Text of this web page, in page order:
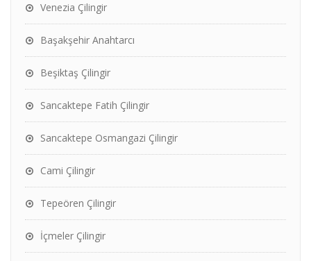
Venezia Çilingir
Başakşehir Anahtarcı
Beşiktaş Çilingir
Sancaktepe Fatih Çilingir
Sancaktepe Osmangazi Çilingir
Cami Çilingir
Tepeören Çilingir
İçmeler Çilingir